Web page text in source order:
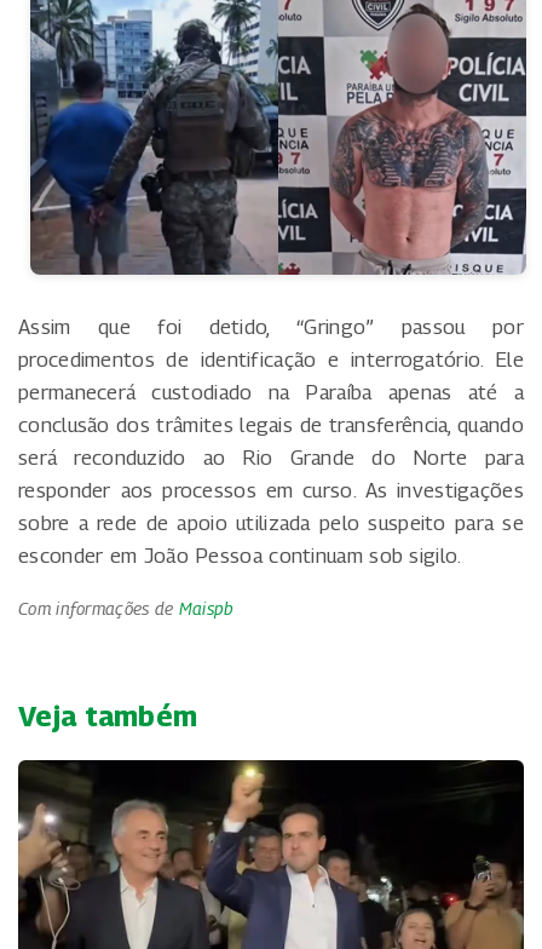
Assim que foi detido, “Gringo” passou por
procedimentos de identificação e interrogatório. Ele
permanecerá custodiado na Paraíba apenas até a
conclusão dos trâmites legais de transferência, quando
será reconduzido ao Rio Grande do Norte para
responder aos processos em curso. As investigações
sobre a rede de apoio utilizada pelo suspeito para se
esconder em João Pessoa continuam sob sigilo.
Com informações de Maispb
Veja também